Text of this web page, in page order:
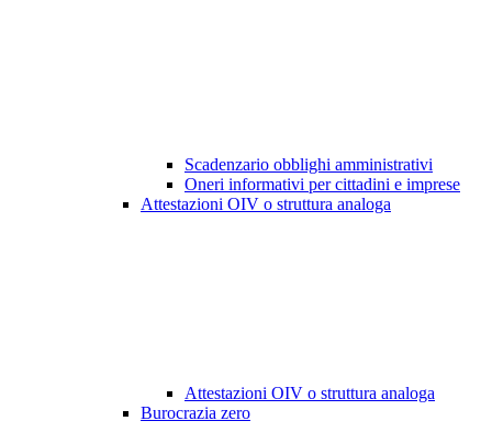
Scadenzario obblighi amministrativi
Oneri informativi per cittadini e imprese
Attestazioni OIV o struttura analoga
Attestazioni OIV o struttura analoga
Burocrazia zero